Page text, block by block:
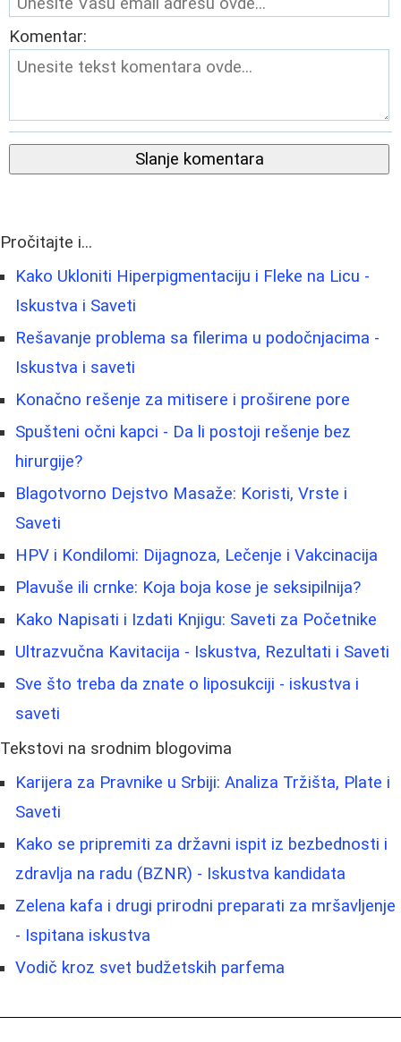
Komentar:
Slanje komentara
Pročitajte i...
Kako Ukloniti Hiperpigmentaciju i Fleke na Licu -
Iskustva i Saveti
Rešavanje problema sa filerima u podočnjacima -
Iskustva i saveti
Konačno rešenje za mitisere i proširene pore
Spušteni očni kapci - Da li postoji rešenje bez
hirurgije?
Blagotvorno Dejstvo Masaže: Koristi, Vrste i
Saveti
HPV i Kondilomi: Dijagnoza, Lečenje i Vakcinacija
Plavuše ili crnke: Koja boja kose je seksipilnija?
Kako Napisati i Izdati Knjigu: Saveti za Početnike
Ultrazvučna Kavitacija - Iskustva, Rezultati i Saveti
Sve što treba da znate o liposukciji - iskustva i
saveti
Tekstovi na srodnim blogovima
Karijera za Pravnike u Srbiji: Analiza Tržišta, Plate i
Saveti
Kako se pripremiti za državni ispit iz bezbednosti i
zdravlja na radu (BZNR) - Iskustva kandidata
Zelena kafa i drugi prirodni preparati za mršavljenje
- Ispitana iskustva
Vodič kroz svet budžetskih parfema